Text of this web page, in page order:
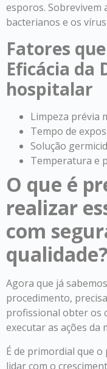
esporos. Sobrevivem
bacterianos e os
Fatores
Eficácia da
hospitalar
Limpeza prévia
Tempo de
Solução
Temperatura e
O que é
realizar
com
qualidade?
Agora que já
procedimento,
profissional obter os
executar as ações da
É de primordial que
lidar com o